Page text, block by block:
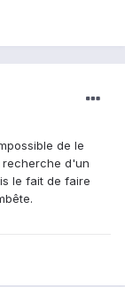
de le
recherche d'un
le fait de faire